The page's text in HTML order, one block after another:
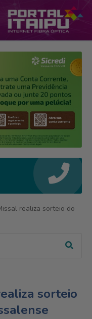
realiza sorteio do
sorteio